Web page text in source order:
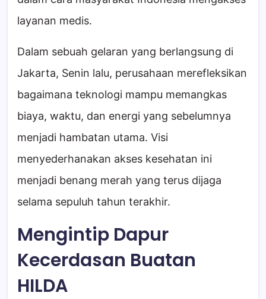
layanan medis.
Dalam sebuah gelaran yang berlangsung di
Jakarta, Senin lalu, perusahaan merefleksikan
bagaimana teknologi mampu memangkas
biaya, waktu, dan energi yang sebelumnya
menjadi hambatan utama. Visi
menyederhanakan akses kesehatan ini
menjadi benang merah yang terus dijaga
selama sepuluh tahun terakhir.
Mengintip Dapur
Kecerdasan Buatan
HILDA